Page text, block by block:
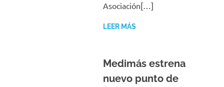
Asociación[…]
LEER MÁS
Medimás estrena
nuevo punto de